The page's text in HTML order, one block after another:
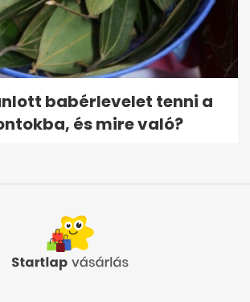
babérlevelet tenni a
és mire való?